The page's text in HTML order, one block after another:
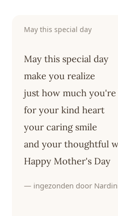
May this special day
May this special day
make you realize
just how much you're
for your kind heart
your caring smile
and your thoughtful
Happy Mother's Day
— ingezonden door